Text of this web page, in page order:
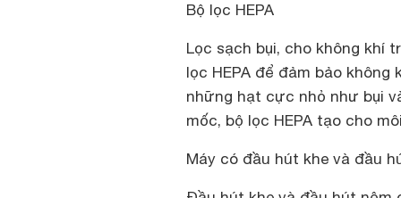
Bộ lọc HEPA
Lọc sạch bụi, cho không khí
lọc HEPA để đảm bảo
những hạt cực nhỏ như bụi
mốc, bộ lọc HEPA tạo cho
Máy có đầu hút khe và đầu